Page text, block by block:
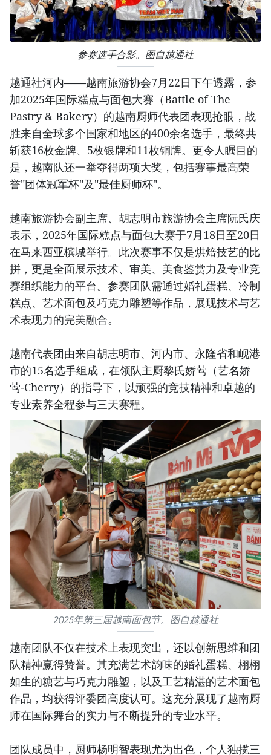
参赛选手合影。图自越通社
越通社河内——越南旅游协会7月22日下午透露，参
加2025年国际糕点与面包大赛（Battle of The
Pastry & Bakery）的越南厨师代表团表现抢眼，战
胜来自全球多个国家和地区的400余名选手，最终共
斩获16枚金牌、5枚银牌和11枚铜牌。更令人瞩目的
是，越南队还一举夺得两项大奖，包括赛事最高荣
誉"团体冠军杯"及"最佳厨师杯"。
越南旅游协会副主席、胡志明市旅游协会主席阮氏庆
表示，2025年国际糕点与面包大赛于7月18日至20日
在马来西亚槟城举行。此次赛事不仅是烘焙技艺的比
拼，更是全面展示技术、审美、美食鉴赏力及专业竞
赛组织能力的平台。参赛团队需通过婚礼蛋糕、冷制
糕点、艺术面包及巧克力雕塑等作品，展现技术与艺
术表现力的完美融合。
越南代表团由来自胡志明市、河内市、永隆省和岘港
市的15名选手组成，在领队主厨黎氏娇莺（艺名娇
莺-Cherry）的指导下，以顽强的竞技精神和卓越的
专业素养全程参与三天赛程。
2025年第三届越南面包节。图自越通社
越南团队不仅在技术上表现突出，还以创新思维和团
队精神赢得赞誉。其充满艺术韵味的婚礼蛋糕、栩栩
如生的糖艺与巧克力雕塑，以及工艺精湛的艺术面包
作品，均获得评委团高度认可。这充分展现了越南厨
师在国际舞台的实力与不断提升的专业水平。
团队成员中，厨师杨明智表现尤为出色，个人独揽三